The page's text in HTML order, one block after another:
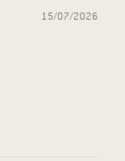
15/07/2026